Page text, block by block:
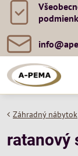
Záhradný nábytok
ratanový